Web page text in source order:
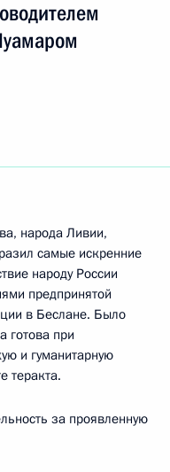
народа Ливии,
самые искренние
народу России
предпринятой
в Беслане. Было
готова при
и гуманитарную
теракта.
за проявленную